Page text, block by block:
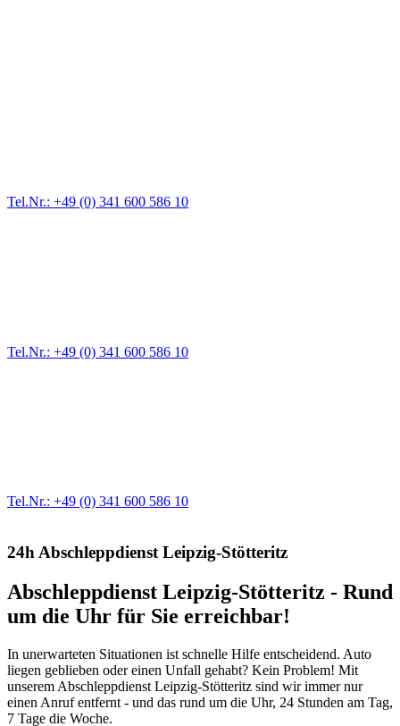
Tel.Nr.: +49 (0) 341 600 586 10
Tel.Nr.: +49 (0) 341 600 586 10
Tel.Nr.: +49 (0) 341 600 586 10
24h Abschleppdienst Leipzig-Stötteritz
Abschleppdienst Leipzig-Stötteritz - Rund
um die Uhr für Sie erreichbar!
In unerwarteten Situationen ist schnelle Hilfe entscheidend. Auto
liegen geblieben oder einen Unfall gehabt? Kein Problem! Mit
unserem Abschleppdienst Leipzig-Stötteritz sind wir immer nur
einen Anruf entfernt - und das rund um die Uhr, 24 Stunden am Tag,
7 Tage die Woche.